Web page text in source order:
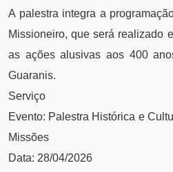
A palestra integra a
Missioneiro, que será realizado
as ações alusivas aos 400
Guaranis.
Serviço
Evento: Palestra Histórica e
Missões
Data: 28/04/2026